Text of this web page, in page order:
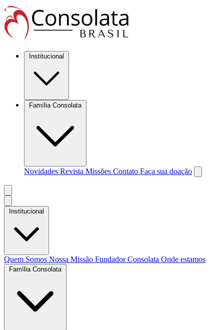
Institucional
Família Consolata
Novidades Revista Missões Contato Faça sua doação
Institucional
Quem Somos Nossa Missão FundadorConsolata Onde estamos
Família Consolata